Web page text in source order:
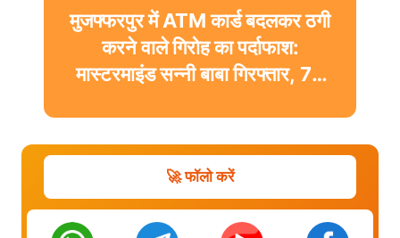
मुजफ्फरपुर में ATM कार्ड बदलकर ठगी
करने वाले गिरोह का पर्दाफाश:
मास्टरमाइंड सन्नी बाबा गिरफ्तार, 74
🚀 फॉलो करें